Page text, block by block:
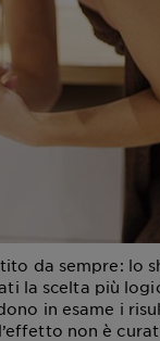
da sempre: lo
la scelta più
in esame i
non è